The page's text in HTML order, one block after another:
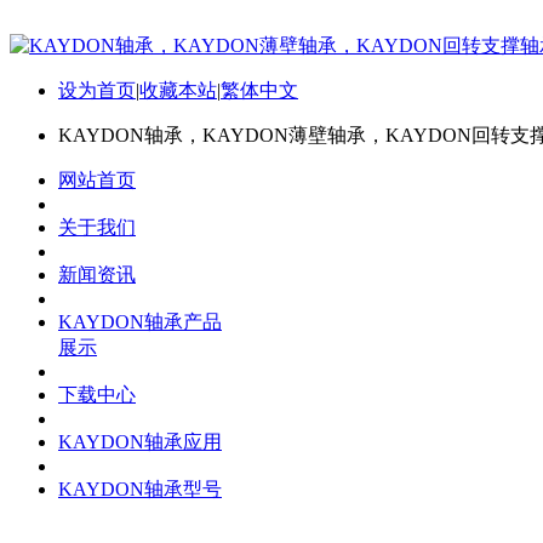
设为首页|收藏本站|繁体中文
KAYDON轴承，KAYDON薄壁轴承，KAYDON回转支
网站首页
关于我们
新闻资讯
KAYDON轴承产品
展示
下载中心
KAYDON轴承应用
KAYDON轴承型号